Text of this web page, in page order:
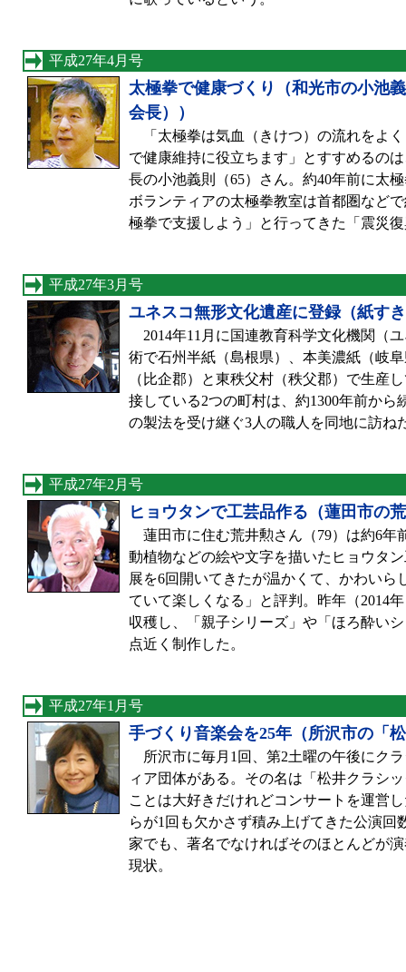
平成27年4月号
太極拳で健康づくり（和光市の小池
会長））
「太極拳は気血（きけつ）の流れをよ
で健康維持に役立ちます」とすすめるの
長の小池義則（65）さん。約40年前に太
ボランティアの太極拳教室は首都圏など
極拳で支援しよう」と行ってきた「震災
平成27年3月号
ユネスコ無形文化遺産に登録（紙す
2014年11月に国連教育科学文化機関（
術で石州半紙（島根県）、本美濃紙（岐
（比企郡）と東秩父村（秩父郡）で生産
接している2つの町村は、約1300年前から
の製法を受け継ぐ3人の職人を同地に訪ね
平成27年2月号
ヒョウタンで工芸品作る（蓮田市の
蓮田市に住む荒井勲さん（79）は約6年
動植物などの絵や文字を描いたヒョウタ
展を6回開いてきたが温かくて、かわい
ていて楽しくなる」と評判。昨年（2014
収穫し、「親子シリーズ」や「ほろ酔い
点近く制作した。
平成27年1月号
手づくり音楽会を25年（所沢市の「
所沢市に毎月1回、第2土曜の午後にク
ィア団体がある。その名は「松井クラシ
ことは大好きだけれどコンサートを運営
らが1回も欠かさず積み上げてきた公演回
家でも、著名でなければそのほとんどが
現状。